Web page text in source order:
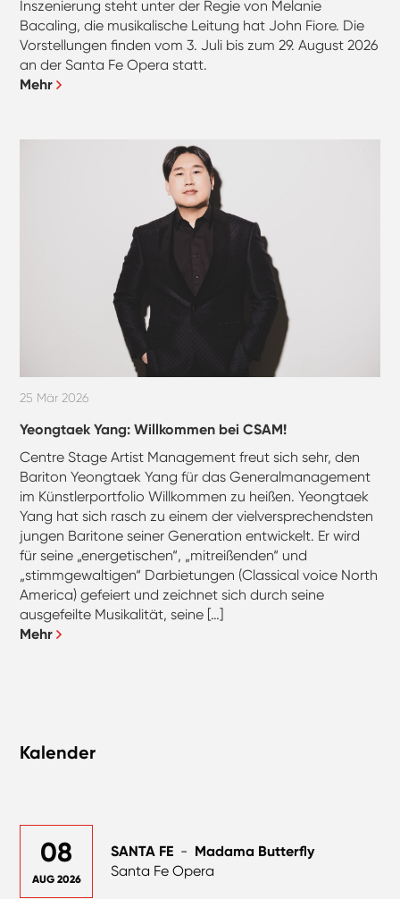
Inszenierung steht unter der Regie von Melanie
Bacaling, die musikalische Leitung hat John Fiore. Die
Vorstellungen finden vom 3. Juli bis zum 29. August 2026
an der Santa Fe Opera statt.
Mehr
25 Mär 2026
Yeongtaek Yang: Willkommen bei CSAM!
Centre Stage Artist Management freut sich sehr, den
Bariton Yeongtaek Yang für das Generalmanagement
im Künstlerportfolio Willkommen zu heißen. Yeongtaek
Yang hat sich rasch zu einem der vielversprechendsten
jungen Baritone seiner Generation entwickelt. Er wird
für seine „energetischen“, „mitreißenden“ und
„stimmgewaltigen“ Darbietungen (Classical voice North
America) gefeiert und zeichnet sich durch seine
ausgefeilte Musikalität, seine […]
Mehr
Kalender
08
AUG 2026
SANTA FE - Madama Butterfly
Santa Fe Opera